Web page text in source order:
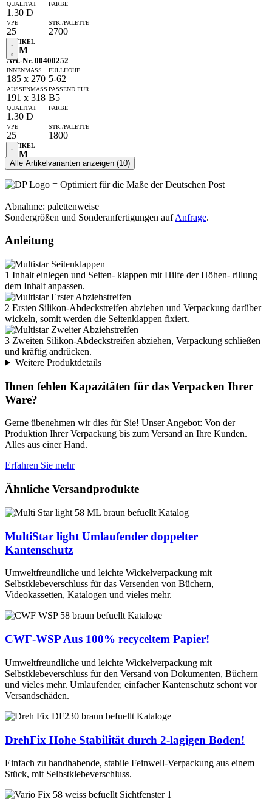
1.30 D
25
2700
56 M
Art.-Nr. 00400252
185 x 270 5-62
191 x 318 B5
1.30 D
25
1800
58 M
Art.-Nr. 00400254
215 x 302 5-73
223
x 353
A4
1.30 D
61 M
Art.-Nr. 00400256
250 x 300 5-97
256 x 350 A4+
1.30 D
25
1350
Art.-Nr. 00400258
250 x 325
256 x 380 C4
1.30 D
25
1350
Art.-Nr. 00400262
260 x 350
0-97
1.30 D
64 M
Art.-Nr. 00400260
270 x 330 0-76
25
1350
67 M
Art.-Nr. 00400264
290 x 380 0-80
296 x 434
B4+
25
1350
68 M
Art.-Nr. 00400266
Alle Artikelvarianten anzeigen (10)
= Optimiert für die Maße der Deutschen Post
Abnahme: palettenweise
Sondergrößen und Sonderanfertigungen aufAnfrage.
Anleitung
1 Inhalt einlegen und Seiten- klappen mit Hilfe der Höhen- rillung
dem Inhalt anpassen.
2 Ersten Silikon-Abdeckstreifen abziehen und Verpackung darüber
wickeln, somit werden die Seitenklappen fixiert.
3 Zweiten Silikon-Abdeckstreifen abziehen, Verpackung schließen
und kräftig andrücken.
Weitere Produktdetails
Ihnen fehlen Kapazitäten für das Verpacken Ihrer
Ware?
Gerne übenehmen wir dies für Sie! Unser Angebot: Von der
Produktion Ihrer Verpackung bis zum Versand an Ihre Kunden.
Alles aus einer Hand.
Erfahren Sie mehr
Ähnliche Versandprodukte
MultiStar light Umlaufender doppelter
Kantenschutz
Umweltfreundliche und leichte Wickelverpackung mit
Selbstklebeverschluss für das Versenden von Büchern,
Videokassetten, Katalogen und vieles mehr.
CWF-WSP Aus 100% recyceltem Papier!
Umweltfreundliche und leichte Wickelverpackung mit
Selbstklebeverschluss für den Versand von Dokumenten, Büchern
und vieles mehr. Umlaufender, einfacher Kantenschutz schont vor
Versandschäden.
DrehFix Hohe Stabilität durch 2-lagigen Boden!
Einfach zu handhabende, stabile Feinwell-Verpackung aus einem
Stück, mit Selbstklebeverschluss.